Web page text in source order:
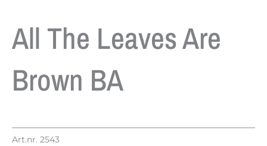
All The Leaves Are
Brown BA
Art.nr. 2543